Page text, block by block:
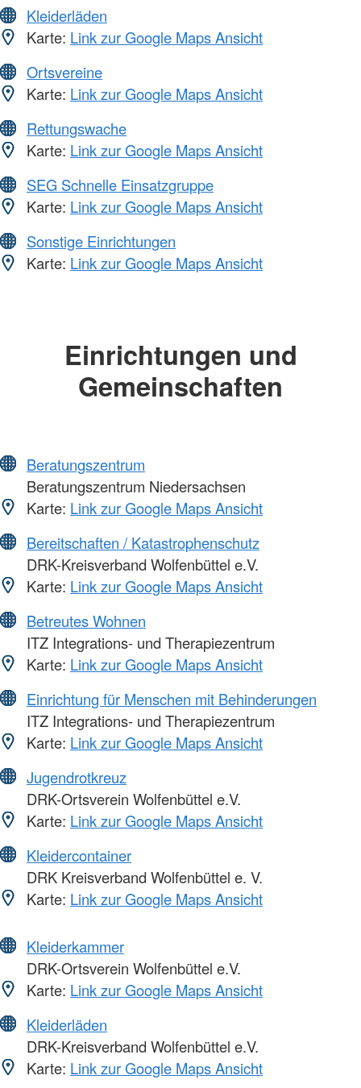
Kleiderläden
Karte: Link zur Google Maps Ansicht
Ortsvereine
Karte: Link zur Google Maps Ansicht
Rettungswache
Karte: Link zur Google Maps Ansicht
SEG Schnelle Einsatzgruppe
Karte: Link zur Google Maps Ansicht
Sonstige Einrichtungen
Karte: Link zur Google Maps Ansicht
Einrichtungen und
Gemeinschaften
Beratungszentrum
Beratungszentrum Niedersachsen
Karte: Link zur Google Maps Ansicht
Bereitschaften / Katastrophenschutz
DRK-Kreisverband Wolfenbüttel e.V.
Karte: Link zur Google Maps Ansicht
Betreutes Wohnen
ITZ Integrations- und Therapiezentrum
Karte: Link zur Google Maps Ansicht
Einrichtung für Menschen mit Behinderungen
ITZ Integrations- und Therapiezentrum
Karte: Link zur Google Maps Ansicht
Jugendrotkreuz
DRK-Ortsverein Wolfenbüttel e.V.
Karte: Link zur Google Maps Ansicht
Kleidercontainer
DRK Kreisverband Wolfenbüttel e. V.
Karte: Link zur Google Maps Ansicht
Kleiderkammer
DRK-Ortsverein Wolfenbüttel e.V.
Karte: Link zur Google Maps Ansicht
Kleiderläden
DRK-Kreisverband Wolfenbüttel e.V.
Karte: Link zur Google Maps Ansicht